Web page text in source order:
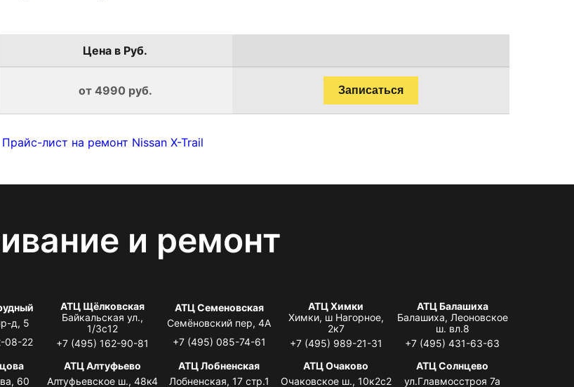
Цена в Руб.
от 4990 руб. Записаться
Прайс-лист на ремонт Nissan X-Trail
и ремонт
д, 5
08-22
АТЦ Щёлковская
Байкальская ул.,
1/3с12
+7 (495) 162-90-81
АТЦ Семеновская
Семёновский пер, 4А
+7 (495) 085-74-61
АТЦ Химки
Химки, ш Нагорное,
2к7
+7 (495) 989-21-31
АТЦ Балашиха
Балашиха, Леоновское
ш. вл.8
+7 (495) 431-63-63
60
АТЦ Алтуфьево
Алтуфьевское ш., 48к4
АТЦ Лобненская
Лобненская, 17 стр.1
АТЦ Очаково
Очаковское ш., 10к2с2
АТЦ Солнцево
ул.Главмосстроя 7а